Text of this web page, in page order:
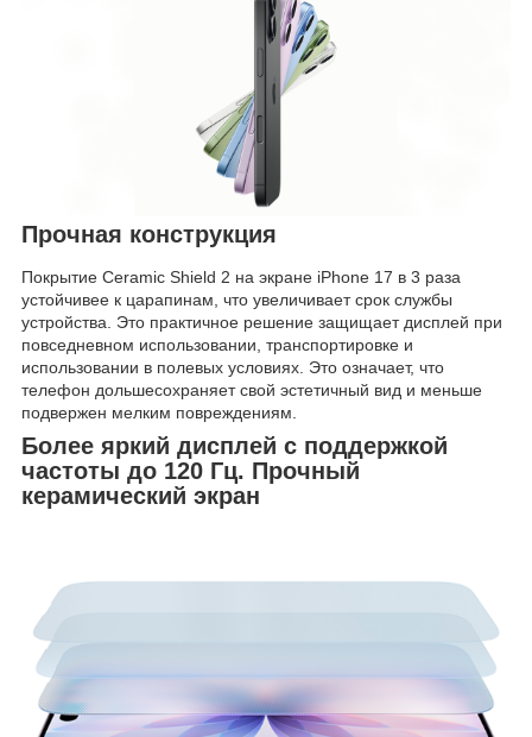
Прочная конструкция
Покрытие Ceramic Shield 2 на экране iPhone 17 в 3 раза
устойчивее к царапинам, что увеличивает срок службы
устройства. Это практичное решение защищает дисплей при
повседневном использовании, транспортировке и
использовании в полевых условиях. Это означает, что
телефон дольшесохраняет свой эстетичный вид и меньше
подвержен мелким повреждениям.
Более яркий дисплей с поддержкой
частоты до 120 Гц. Прочный
керамический экран